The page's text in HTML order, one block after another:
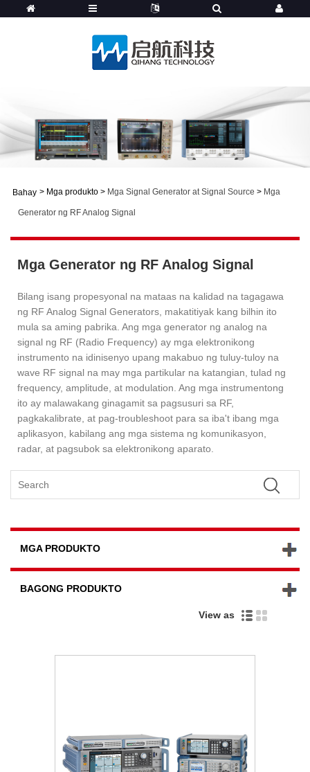
Bahay > Mga produkto > Mga Signal Generator at Signal Source > Mga
Generator ng RF Analog Signal
Mga Generator ng RF Analog Signal
Bilang isang propesyonal na mataas na kalidad na tagagawa
ng RF Analog Signal Generators, makatitiyak kang bilhin ito
mula sa aming pabrika. Ang mga generator ng analog na
signal ng RF (Radio Frequency) ay mga elektronikong
instrumento na idinisenyo upang makabuo ng tuluy-tuloy na
wave RF signal na may mga partikular na katangian, tulad ng
frequency, amplitude, at modulation. Ang mga instrumentong
ito ay malawakang ginagamit sa pagsusuri sa RF,
pagkakalibrate, at pag-troubleshoot para sa iba't ibang mga
aplikasyon, kabilang ang mga sistema ng komunikasyon,
radar, at pagsubok sa elektronikong aparato.
MGA PRODUKTO
BAGONG PRODUKTO
View as